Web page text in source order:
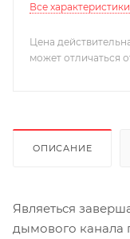
Все характеристики
Цена
может отличаться
ОПИСАНИЕ
Являеться
дымового канала